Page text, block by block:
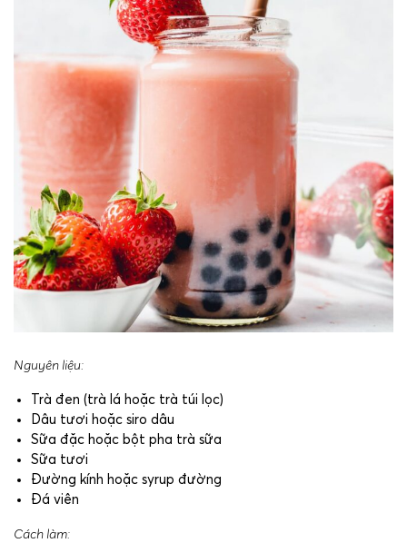
Nguyên liệu:
Trà đen (trà lá hoặc trà túi lọc)
Dâu tươi hoặc siro dâu
Sữa đặc hoặc bột pha trà sữa
Sữa tươi
Đường kính hoặc syrup đường
Đá viên
Cách làm: